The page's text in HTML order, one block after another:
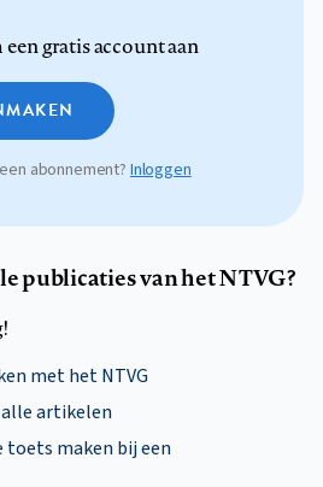
een gratis account aan
abonnement? Inloggen
publicaties van het NTVG?
met het NTVG
artikelen
toets maken bij een